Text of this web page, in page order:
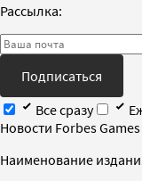
Рассылка:
Подписаться
Все сразу
Новости Forbes Games
Наименование